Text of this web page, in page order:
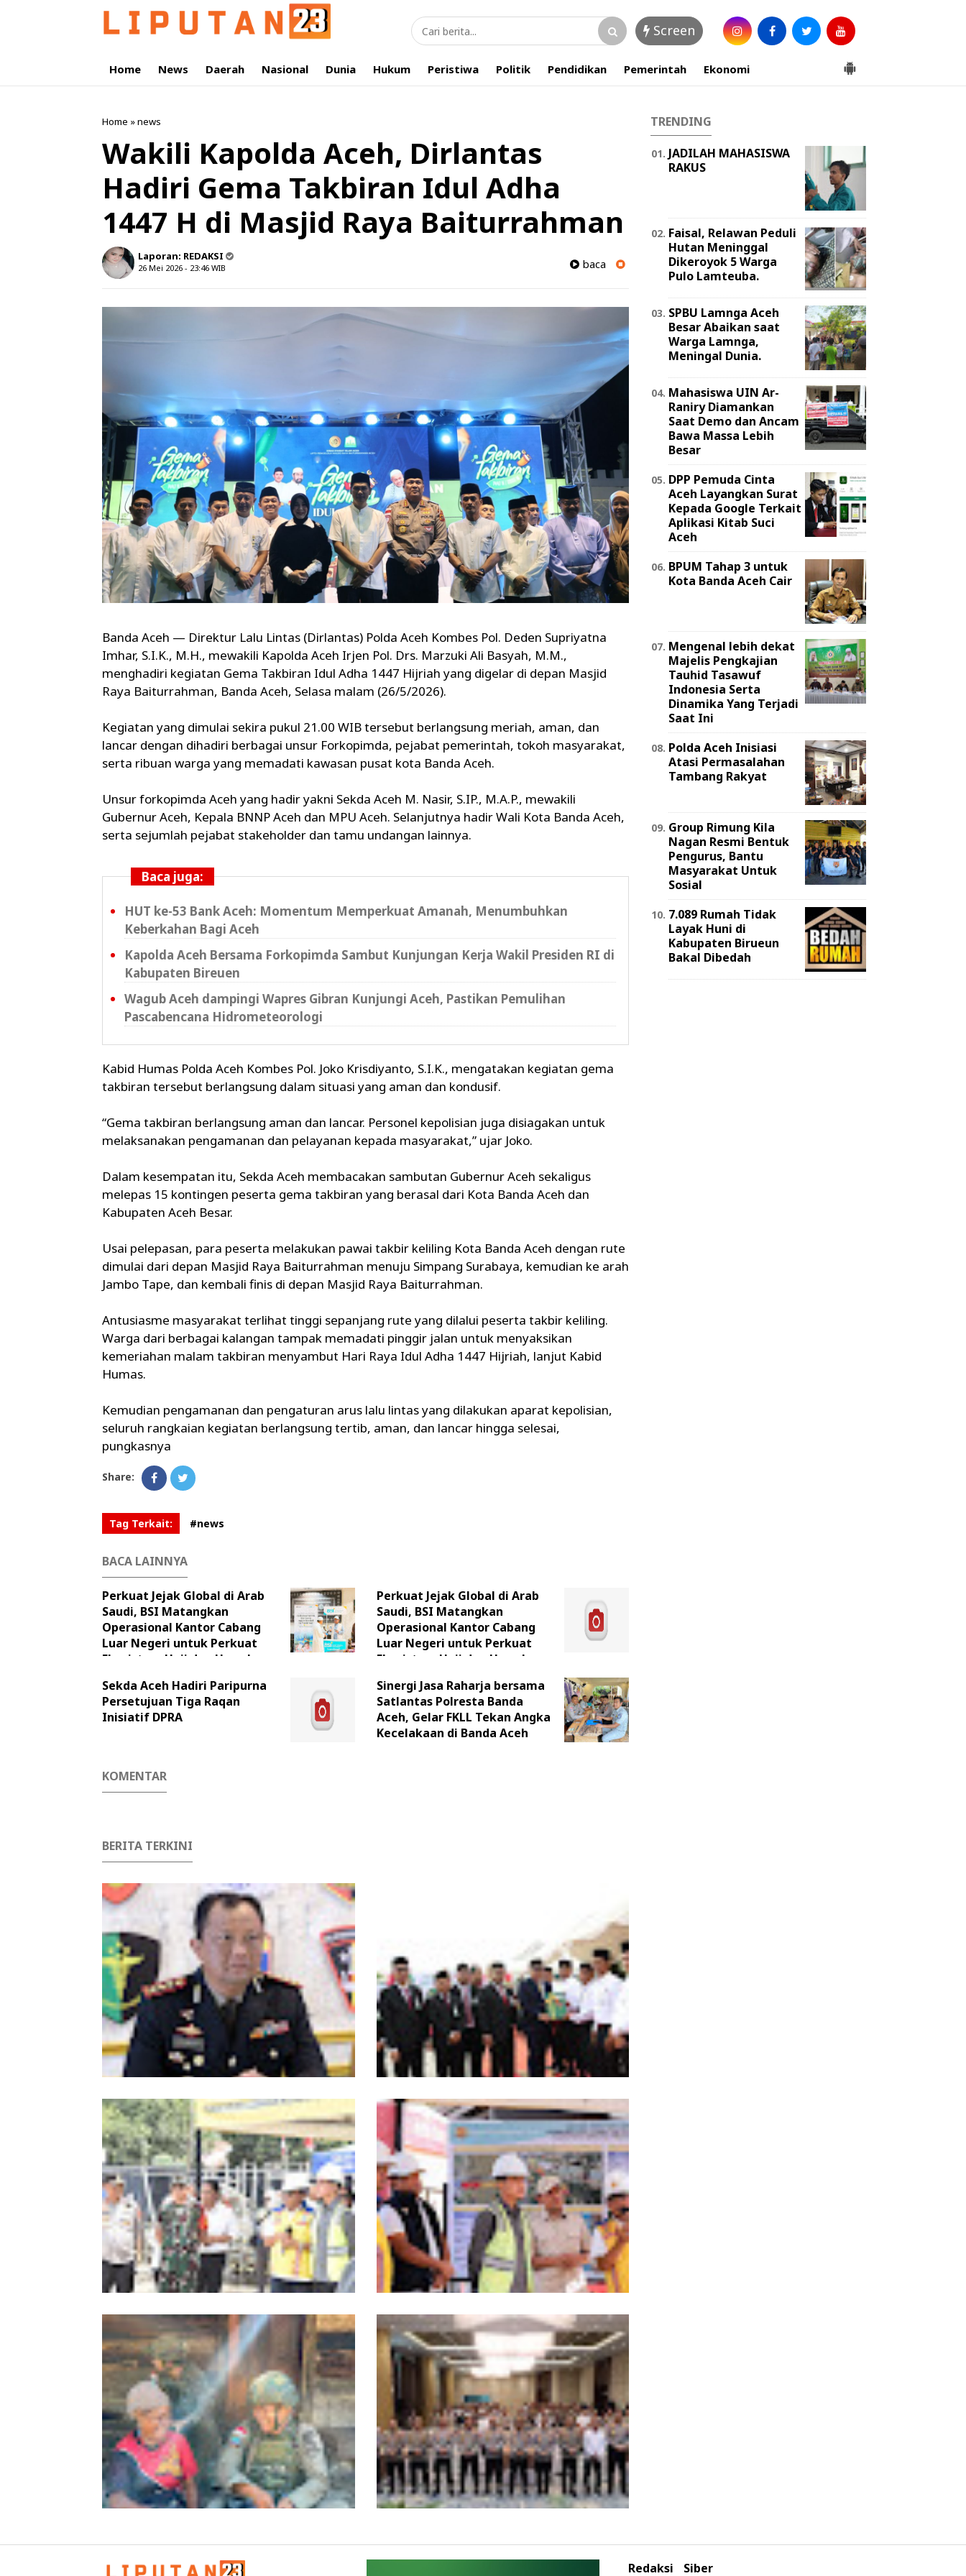
Screen
Home News Daerah Nasional Dunia Hukum Peristiwa Politik Pendidikan Pemerintah Ekonomi
Home »news
Wakili Kapolda Aceh, Dirlantas
Hadiri Gema Takbiran Idul Adha
1447 H di Masjid Raya Baiturrahman
Laporan: REDAKSI
26 Mei 2026 - 23:46 WIB baca
Banda Aceh — Direktur Lalu Lintas (Dirlantas) Polda Aceh Kombes Pol. Deden Supriyatna
Imhar, S.I.K., M.H., mewakili Kapolda Aceh Irjen Pol. Drs. Marzuki Ali Basyah, M.M.,
menghadiri kegiatan Gema Takbiran Idul Adha 1447 Hijriah yang digelar di depan Masjid
Raya Baiturrahman, Banda Aceh, Selasa malam (26/5/2026).
Kegiatan yang dimulai sekira pukul 21.00 WIB tersebut berlangsung meriah, aman, dan
lancar dengan dihadiri berbagai unsur Forkopimda, pejabat pemerintah, tokoh masyarakat,
serta ribuan warga yang memadati kawasan pusat kota Banda Aceh.
Unsur forkopimda Aceh yang hadir yakni Sekda Aceh M. Nasir, S.IP., M.A.P., mewakili
Gubernur Aceh, Kepala BNNP Aceh dan MPU Aceh. Selanjutnya hadir Wali Kota Banda Aceh,
serta sejumlah pejabat stakeholder dan tamu undangan lainnya.
Baca juga:
HUT ke-53 Bank Aceh: Momentum Memperkuat Amanah, Menumbuhkan
Keberkahan Bagi Aceh
Kapolda Aceh Bersama Forkopimda Sambut Kunjungan Kerja Wakil Presiden RI di
Kabupaten Bireuen
Wagub Aceh dampingi Wapres Gibran Kunjungi Aceh, Pastikan Pemulihan
Pascabencana Hidrometeorologi
Kabid Humas Polda Aceh Kombes Pol. Joko Krisdiyanto, S.I.K., mengatakan kegiatan gema
takbiran tersebut berlangsung dalam situasi yang aman dan kondusif.
“Gema takbiran berlangsung aman dan lancar. Personel kepolisian juga disiagakan untuk
melaksanakan pengamanan dan pelayanan kepada masyarakat,” ujar Joko.
Dalam kesempatan itu, Sekda Aceh membacakan sambutan Gubernur Aceh sekaligus
melepas 15 kontingen peserta gema takbiran yang berasal dari Kota Banda Aceh dan
Kabupaten Aceh Besar.
Usai pelepasan, para peserta melakukan pawai takbir keliling Kota Banda Aceh dengan rute
dimulai dari depan Masjid Raya Baiturrahman menuju Simpang Surabaya, kemudian ke arah
Jambo Tape, dan kembali finis di depan Masjid Raya Baiturrahman.
Antusiasme masyarakat terlihat tinggi sepanjang rute yang dilalui peserta takbir keliling.
Warga dari berbagai kalangan tampak memadati pinggir jalan untuk menyaksikan
kemeriahan malam takbiran menyambut Hari Raya Idul Adha 1447 Hijriah, lanjut Kabid
Humas.
Kemudian pengamanan dan pengaturan arus lalu lintas yang dilakukan aparat kepolisian,
seluruh rangkaian kegiatan berlangsung tertib, aman, dan lancar hingga selesai,
pungkasnya
Share:
Tag Terkait: #news
BACA LAINNYA
Perkuat Jejak Global di Arab
Saudi, BSI Matangkan
Operasional Kantor Cabang
Luar Negeri untuk Perkuat
Ekosistem Haji dan Umrah
Perkuat Jejak Global di Arab
Saudi, BSI Matangkan
Operasional Kantor Cabang
Luar Negeri untuk Perkuat
Ekosistem Haji dan Umrah
Sekda Aceh Hadiri Paripurna
Persetujuan Tiga Raqan
Inisiatif DPRA
Sinergi Jasa Raharja bersama
Satlantas Polresta Banda
Aceh, Gelar FKLL Tekan Angka
Kecelakaan di Banda Aceh
KOMENTAR
BERITA TERKINI
Kombes Andi Kirana Diperiksa Mabes
Polri, Kapolda Tunjuk Kabid TIK sebagai
Pelaksana Tugas Kapolresta Banda Aceh
HUT ke-53 Bank Aceh: Momentum
Memperkuat Amanah, Menumbuhkan
Keberkahan Bagi Aceh
Kapolda Aceh Bersama Forkopimda
Sambut Kunjungan Kerja Wakil Presiden
RI di Kabupaten Bireuen
Wagub Aceh dampingi Wapres Gibran
Kunjungi Aceh, Pastikan Pemulihan
Pascabencana Hidrometeorologi
TRENDING
JADILAH MAHASISWA
RAKUS
Faisal, Relawan Peduli
Hutan Meninggal
Dikeroyok 5 Warga
Pulo Lamteuba.
SPBU Lamnga Aceh
Besar Abaikan saat
Warga Lamnga,
Meningal Dunia.
Mahasiswa UIN Ar-
Raniry Diamankan
Saat Demo dan Ancam
Bawa Massa Lebih
Besar
DPP Pemuda Cinta
Aceh Layangkan Surat
Kepada Google Terkait
Aplikasi Kitab Suci
Aceh
BPUM Tahap 3 untuk
Kota Banda Aceh Cair
Mengenal lebih dekat
Majelis Pengkajian
Tauhid Tasawuf
Indonesia Serta
Dinamika Yang Terjadi
Saat Ini
Polda Aceh Inisiasi
Atasi Permasalahan
Tambang Rakyat
Group Rimung Kila
Nagan Resmi Bentuk
Pengurus, Bantu
Masyarakat Untuk
Sosial
7.089 Rumah Tidak
Layak Huni di
Kabupaten Birueun
Bakal Dibedah
Redaksi Siber